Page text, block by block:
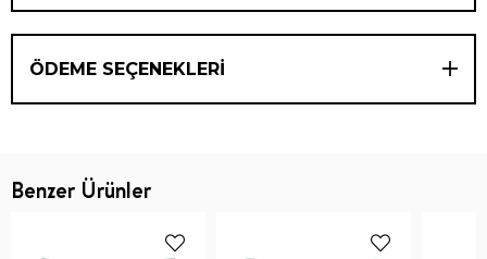
ÖDEME SEÇENEKLERI
Benzer Ürünler